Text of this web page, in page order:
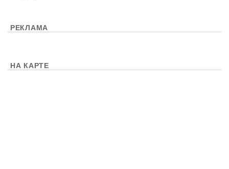
РЕКЛАМА
НА КАРТЕ